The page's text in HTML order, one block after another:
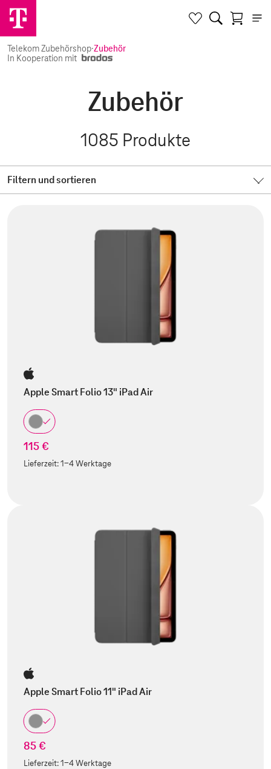
Telekom Zubehörshop·Zubehör
In Kooperation mit
Zubehör
1085 Produkte
Filtern und sortieren
Apple Smart Folio 13" iPad Air
115 €
Lieferzeit:1-4 Werktage
Apple Smart Folio 11" iPad Air
85 €
Lieferzeit:1-4 Werktage